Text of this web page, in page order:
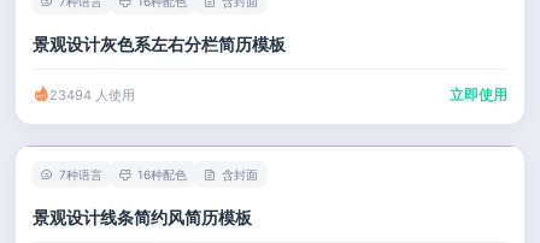
景观设计灰色系左右分栏简历模板
23494 人使用 立即使用
7种语言 16种配色 含封面
景观设计线条简约风简历模板